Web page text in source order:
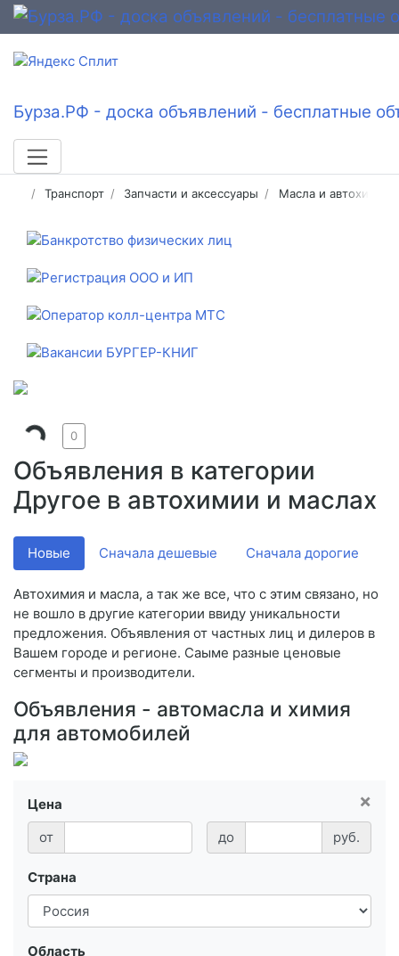
Бурза.РФ - доска объявлений - бесплатные
Транспорт Запчасти и аксессуары Масла и автохимия
Объявления в категории
Другое в автохимии и маслах
0
Новые Сначала дешевые Сначала дорогие
Автохимия и масла, а так же все, что с этим связано, но
не вошло в другие категории ввиду уникальности
предложения. Объявления от частных лиц и дилеров в
Вашем городе и регионе. Саыме разные ценовые
сегменты и производители.
Объявления - автомасла и химия
для автомобилей
×
Цена
от
до руб.
Страна
Область